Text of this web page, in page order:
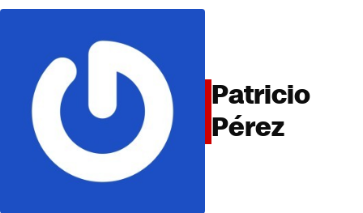
Programas completos
CNN Data
CNN tiempo
Futuro 360
Opinión
Patricio
Pérez